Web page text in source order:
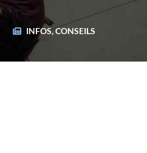
INFOS, CONSEILS